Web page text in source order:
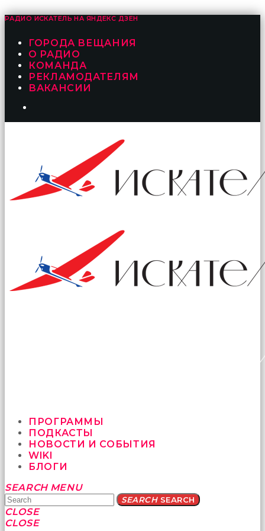
РАДИО ИСКАТЕЛЬ НА ЯНДЕКС ДЗЕН
ГОРОДА ВЕЩАНИЯ
О РАДИО
КОМАНДА
РЕКЛАМОДАТЕЛЯМ
ВАКАНСИИ
ПРОГРАММЫ
ПОДКАСТЫ
НОВОСТИ И СОБЫТИЯ
WIKI
БЛОГИ
Yatağa
bile
geçmeye
fırsat
SEARCH MENU
SEARCHSEARCH
CLOSE
CLOSE